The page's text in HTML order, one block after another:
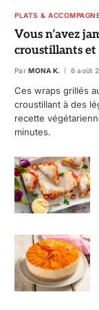
PLATS &
Vous n’avez
croustillants et
Par MONA K. 6 août
Ces wraps grillés
croustillant à des
recette
minutes.